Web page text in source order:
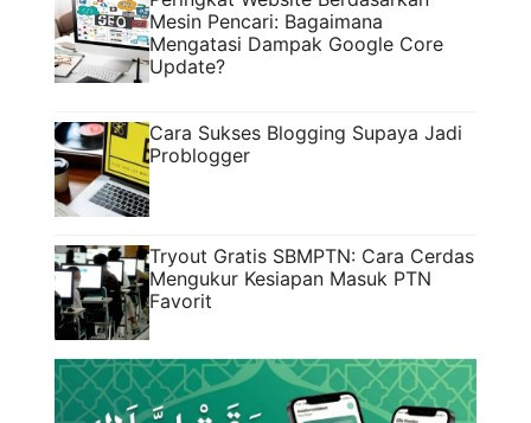
Mesin Pencari: Bagaimana
Mengatasi Dampak Google Core
Update?
Cara Sukses Blogging Supaya Jadi
Problogger
Tryout Gratis SBMPTN: Cara Cerdas
Mengukur Kesiapan Masuk PTN
Favorit